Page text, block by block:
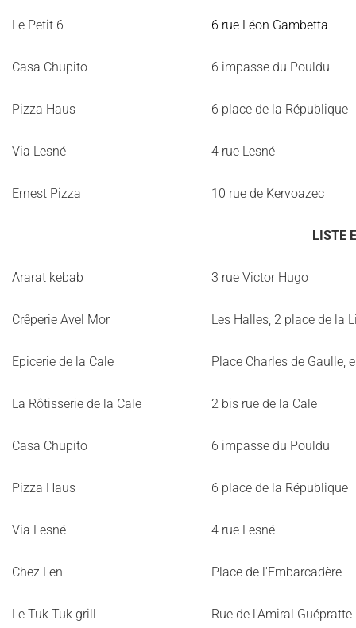
Le Petit 6 6 rue Léon Gambetta
Casa Chupito 6 impasse du Pouldu
Pizza Haus 6 place de la République
Via Lesné 4 rue Lesné
Ernest Pizza 10 rue de Kervoazec
LISTE
Ararat kebab 3 rue Victor Hugo
Crêperie Avel Mor Les Halles, 2 place de la
Epicerie de la Cale Place Charles de Gaulle,
La Rôtisserie de la Cale 2 bis rue de la Cale
Casa Chupito 6 impasse du Pouldu
Pizza Haus 6 place de la République
Via Lesné 4 rue Lesné
Chez Len Place de l'Embarcadère
Le Tuk Tuk grill Rue de l'Amiral Guépratte